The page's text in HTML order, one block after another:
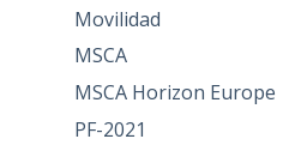
Movilidad
MSCA
MSCA Horizon Europe
PF-2021